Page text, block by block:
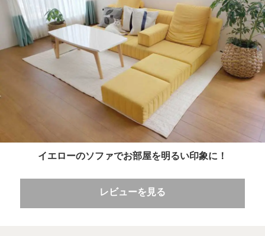
イエローのソファでお部屋を明るい印象に！
レビューを見る